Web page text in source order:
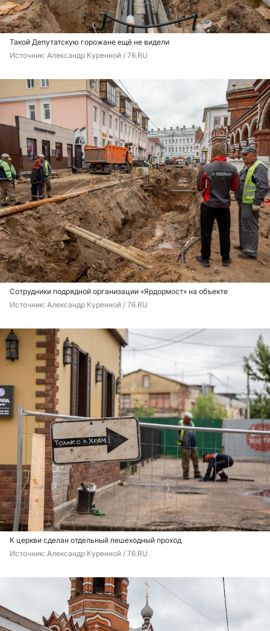
Такой Депутатскую горожане ещё не видели
Источник: Александр Куренной / 76.RU
Сотрудники подрядной организации «Ярдормост» на объекте
Источник: Александр Куренной / 76.RU
К церкви сделан отдельный пешеходный проход
Источник: Александр Куренной / 76.RU